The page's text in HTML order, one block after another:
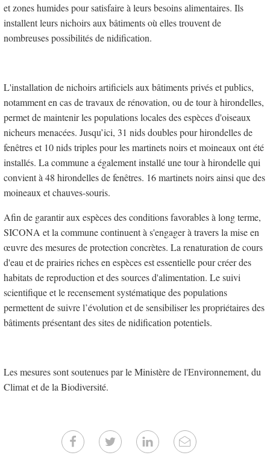
et zones humides pour satisfaire à leurs besoins alimentaires. Ils
installent leurs nichoirs aux bâtiments où elles trouvent de
nombreuses possibilités de nidification.
L'installation de nichoirs artificiels aux bâtiments privés et publics,
notamment en cas de travaux de rénovation, ou de tour à hirondelles,
permet de maintenir les populations locales des espèces d'oiseaux
nicheurs menacées. Jusqu’ici, 31 nids doubles pour hirondelles de
fenêtres et 10 nids triples pour les martinets noirs et moineaux ont été
installés. La commune a également installé une tour à hirondelle qui
convient à 48 hirondelles de fenêtres. 16 martinets noirs ainsi que des
moineaux et chauves-souris.
Afin de garantir aux espèces des conditions favorables à long terme,
SICONA et la commune continuent à s'engager à travers la mise en
œuvre des mesures de protection concrètes. La renaturation de cours
d'eau et de prairies riches en espèces est essentielle pour créer des
habitats de reproduction et des sources d'alimentation. Le suivi
scientifique et le recensement systématique des populations
permettent de suivre l’évolution et de sensibiliser les propriétaires des
bâtiments présentant des sites de nidification potentiels.
Les mesures sont soutenues par le Ministère de l'Environnement, du
Climat et de la Biodiversité.